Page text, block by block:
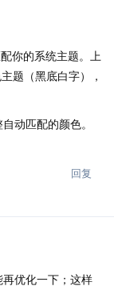
你的系统主题。上
题（黑底白字），
动匹配的颜色。
回复
优化一下；这样